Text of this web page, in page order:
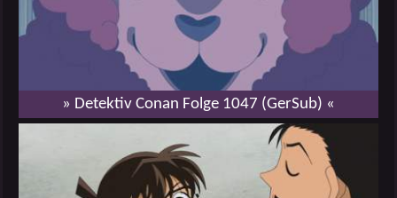
» Detektiv Conan Folge 1047 (GerSub) «